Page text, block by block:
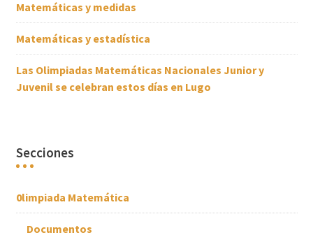
Matemáticas y medidas
Matemáticas y estadística
Las Olimpiadas Matemáticas Nacionales Junior y
Juvenil se celebran estos días en Lugo
Secciones
0limpiada Matemática
Documentos